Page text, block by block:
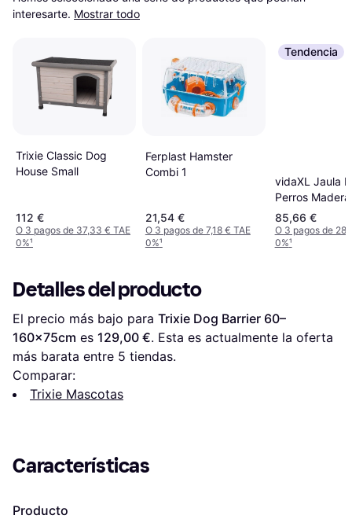
interesarte. Mostrar todo
Trixie Classic Dog
House Small
112 €
O 3 pagos de 37,33 € TAE
0%¹
Ferplast Hamster
Combi 1
21,54 €
O 3 pagos de 7,18 € TAE
0%¹
Tendencia
vidaXL Jaula
Perros
Ingeniería
64,5x80x71
85,66 €
O 3 pagos de
0%¹
Detalles del producto
El precio más bajo para Trixie Dog Barrier 60–
160x75cm es 129,00 €. Esta es actualmente la oferta
más barata entre 5 tiendas.
Comparar:
Trixie Mascotas
Características
Producto